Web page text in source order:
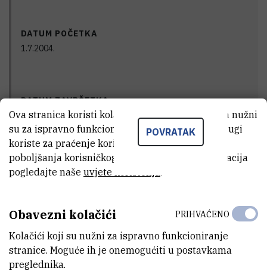
DATUM POČETKA
1.7.2004.
DATUM ZAVRŠETKA
30.6.2007.
STATUS
GLAVNI ISTRAŽIVAČ
POVRATAK
Ova stranica koristi kolačiće. Neki od tih kolačića nužni
su za ispravno funkcioniranje stranice, dok se drugi
koriste za praćenje korištenja stranice radi
poboljšanja korisničkog iskustva. Za više informacija
pogledajte naše uvjete korištenja.
Obavezni kolačići
Kolačići koji su nužni za ispravno funkcioniranje
stranice. Moguće ih je onemogućiti u postavkama
preglednika.
PRIHVAĆENO